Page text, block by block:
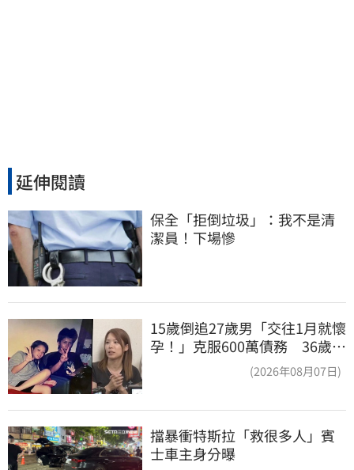
延伸閱讀
保全「拒倒垃圾」：我不是清
潔員！下場慘
15歲倒追27歲男「交往1月就懷
孕！」克服600萬債務 36歲美
(2026年08月07日)
擋暴衝特斯拉「救很多人」賓
士車主身分曝